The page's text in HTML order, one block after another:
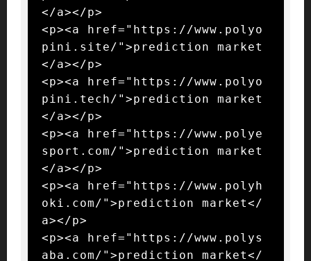
</a></p>
<p><a href="https://www.polyo
pini.site/">prediction market
</a></p>
<p><a href="https://www.polyo
pini.tech/">prediction market
</a></p>
<p><a href="https://www.polye
sport.com/">prediction market
</a></p>
<p><a href="https://www.polyh
oki.com/">prediction market</
a></p>
<p><a href="https://www.polys
aba.com/">prediction market</